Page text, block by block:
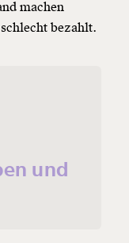
machen
bezahlt.
und